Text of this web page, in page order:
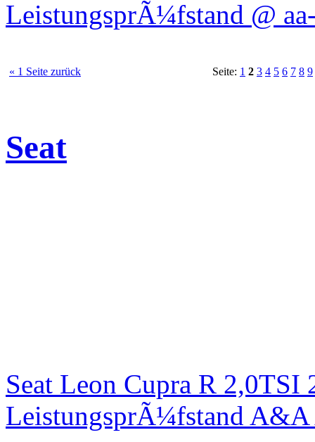
LeistungsprÃ¼fstand @
« 1 Seite zurück Seite: 1 2 3 4 5 6 7 8 9
Seat
Seat Leon Cupra R
LeistungsprÃ¼fstand